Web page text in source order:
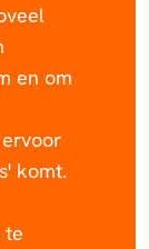
en om
komt.
te